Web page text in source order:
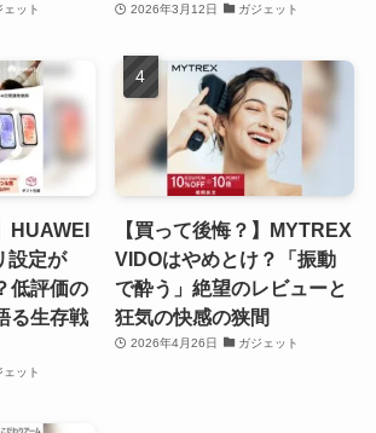
ェット 2026年3月12日 ガジェット
HUAWEI
設定が
低評価の
る生存戦
ェット
【買って後悔？】MYTREX
VIDOはやめとけ？「振動
で酔う」絶望のレビューと
狂気の快感の狭間
2026年4月26日 ガジェット